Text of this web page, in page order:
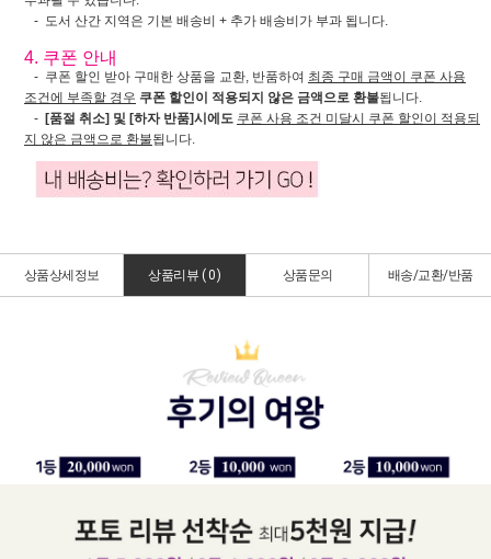
- 도서 산간 지역은 기본 배송비 + 추가 배송비가 부과 됩니다.
4. 쿠폰 안내
- 쿠폰 할인 받아 구매한 상품을 교환, 반품하여 최종 구매 금액이 쿠폰 사용
조건에 부족할 경우 쿠폰 할인이 적용되지 않은 금액으로 환불됩니다.
- [품절 취소] 및 [하자 반품]시에도 쿠폰 사용 조건 미달시 쿠폰 할인이 적용되
지 않은 금액으로 환불됩니다.
상품상세정보 상품리뷰 ( 0) 상품문의 배송/교환/반품